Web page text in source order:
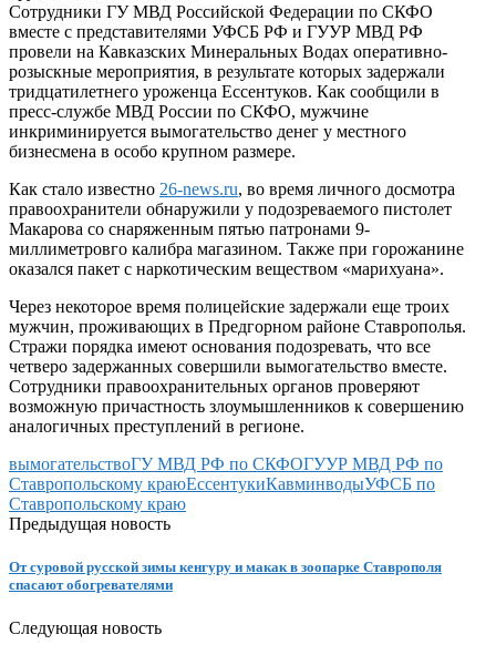
Сотрудники ГУ МВД Российской Федерации по СКФО
вместе с представителями УФСБ РФ и ГУУР МВД РФ
провели на Кавказских Минеральных Водах оперативно-
розыскные мероприятия, в результате которых задержали
тридцатилетнего уроженца Ессентуков. Как сообщили в
пресс-службе МВД России по СКФО, мужчине
инкриминируется вымогательство денег у местного
бизнесмена в особо крупном размере.
Как стало известно 26-news.ru, во время личного досмотра
правоохранители обнаружили у подозреваемого пистолет
Макарова со снаряженным пятью патронами 9-
миллиметровго калибра магазином. Также при горожанине
оказался пакет с наркотическим веществом «марихуана».
Через некоторое время полицейские задержали еще троих
мужчин, проживающих в Предгорном районе Ставрополья.
Стражи порядка имеют основания подозревать, что все
четверо задержанных совершили вымогательство вместе.
Сотрудники правоохранительных органов проверяют
возможную причастность злоумышленников к совершению
аналогичных преступлений в регионе.
вымогательствоГУ МВД РФ по СКФОГУУР МВД РФ по
Ставропольскому краюЕссентукиКавминводыУФСБ по
Ставропольскому краю
Предыдущая новость
От суровой русской зимы кенгуру и макак в зоопарке Ставрополя
спасают обогревателями
Следующая новость